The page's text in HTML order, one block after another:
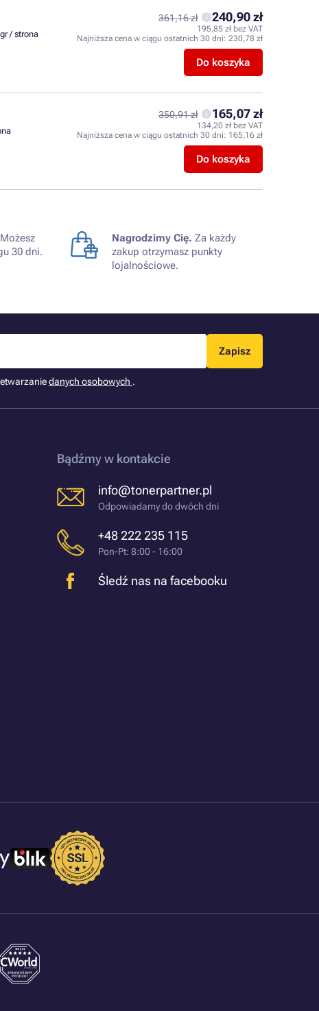
/ strona
361,16 zł 240,90 zł
195,85 zł bez VAT
Najniższa cena w ciągu ostatnich 30 dni: 230,78 zł
Do koszyka
350,91 zł 165,07 zł
134,20 zł bez VAT
Najniższa cena w ciągu ostatnich 30 dni: 165,16 zł
Do koszyka
Możesz
30 dni.
Nagrodzimy Cię. Za każdy
zakup otrzymasz punkty
lojalnościowe.
Zapisz
danych osobowych .
Bądźmy w kontakcie
info@tonerpartner.pl
Odpowiadamy do dwóch dni
+48 222 235 115
Pon-Pt: 8:00 - 16:00
Śledź nas na facebooku